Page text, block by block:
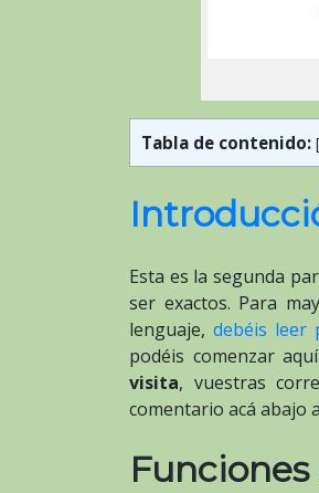
Tabla de contenido: [
Esta es la segunda
ser exactos. Para
lenguaje,debéis leer
podéis comenzar
visita, vuestras
comentario acá abajo